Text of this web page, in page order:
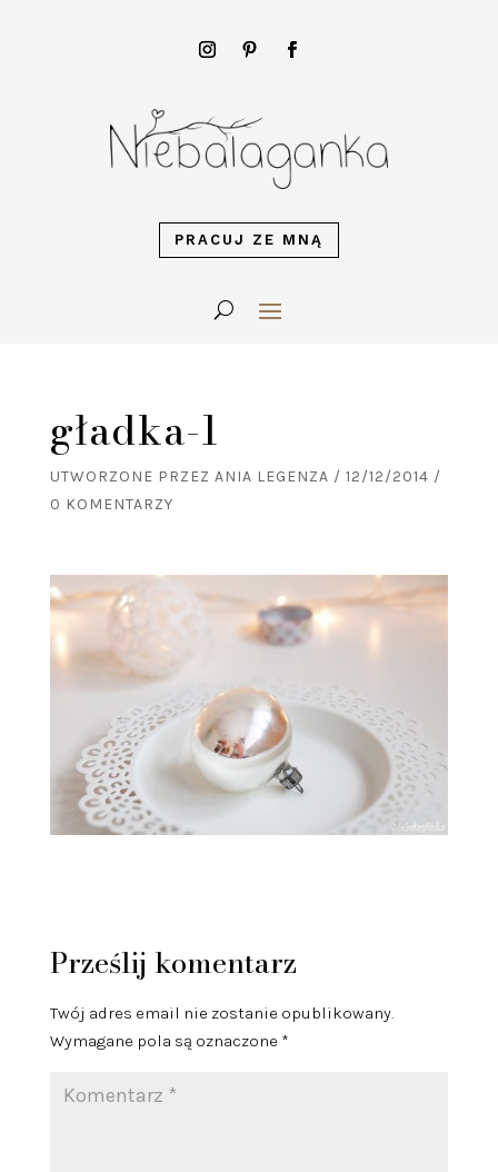
PRACUJ ZE MNĄ
gładka-1
UTWORZONE PRZEZ ANIA LEGENZA / 12/12/2014 /
0 KOMENTARZY
Prześlij komentarz
Twój adres email nie zostanie opublikowany.
Wymagane pola są oznaczone *